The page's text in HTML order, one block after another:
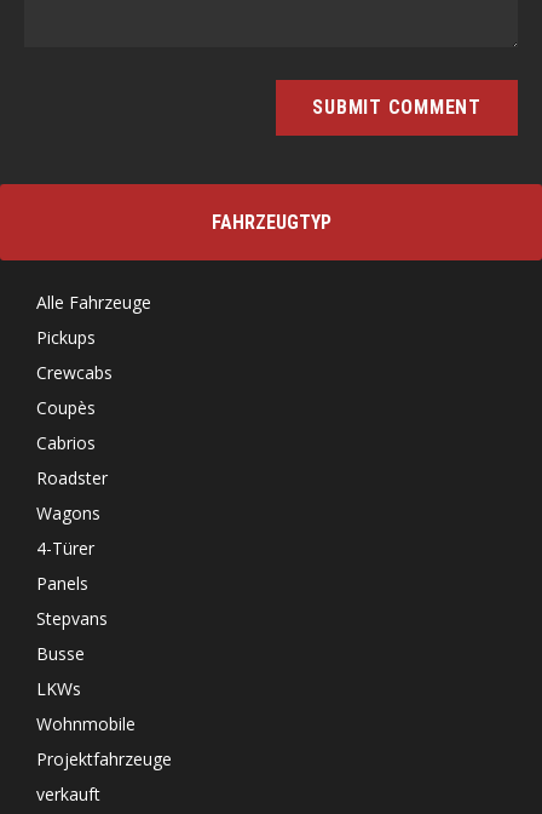
FAHRZEUGTYP
Alle Fahrzeuge
Pickups
Crewcabs
Coupès
Cabrios
Roadster
Wagons
4-Türer
Panels
Stepvans
Busse
LKWs
Wohnmobile
Projektfahrzeuge
verkauft